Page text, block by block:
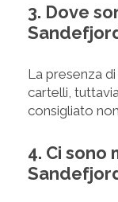
3. Dove
La presenza
cartelli,
consigliato
4. Ci